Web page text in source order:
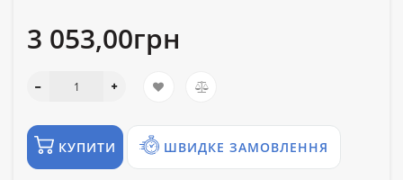
3 053,00грн
КУПИТИ ШВИДКЕ ЗАМОВЛЕННЯ